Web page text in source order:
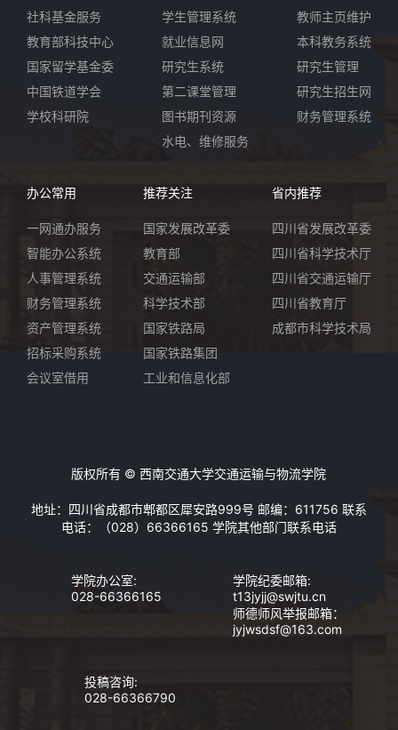
社科基金服务
教育部科技中心
国家留学基金委
中国铁道学会
学校科研院
学生管理系统
就业信息网
研究生系统
第二课堂管理
图书期刊资源
水电、维修服务
教师主页维护
本科教务系统
研究生管理
研究生招生网
财务管理系统
办公常用
一网通办服务
智能办公系统
人事管理系统
财务管理系统
资产管理系统
招标采购系统
会议室借用
推荐关注
国家发展改革委
教育部
交通运输部
科学技术部
国家铁路局
国家铁路集团
工业和信息化部
省内推荐
四川省发展改革委
四川省科学技术厅
四川省交通运输厅
四川省教育厅
成都市科学技术局
版权所有 © 西南交通大学交通运输与物流学院
地址：四川省成都市郫都区犀安路999号 邮编：611756 联系
电话：（028）66366165 学院其他部门联系电话
学院办公室:
028-66366165
学院纪委邮箱:
t13jyjj@swjtu.cn
师德师风举报邮箱：
jyjwsdsf@163.com
投稿咨询:
028-66366790